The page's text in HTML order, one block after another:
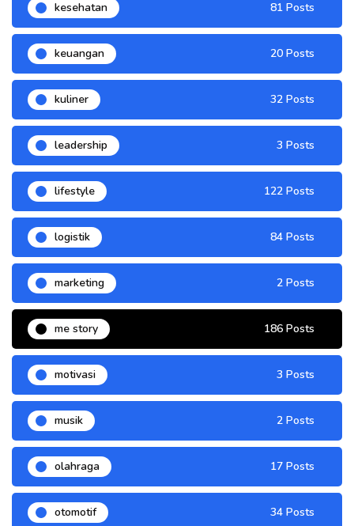
kesehatan 81 Posts
keuangan 20 Posts
kuliner 32 Posts
leadership 3 Posts
lifestyle 122 Posts
logistik 84 Posts
marketing 2 Posts
me story 186 Posts
motivasi 3 Posts
musik 2 Posts
olahraga 17 Posts
otomotif 34 Posts